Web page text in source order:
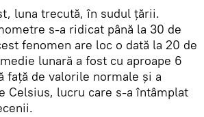
luna trecută, în sudul țării.
s-a ridicat până la 30 de
fenomen are loc o dată la 20 de
lunară a fost cu aproape 6
față de valorile normale și a
Сelsius, lucru care s-a întâmplat